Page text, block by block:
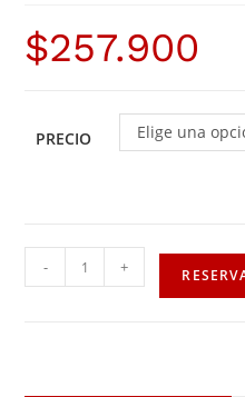
$257.900
PRECIO Elige una
- +